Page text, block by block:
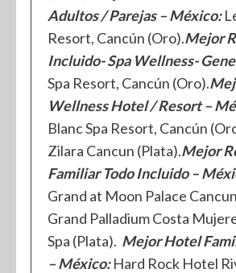
Adultos / Parejas – México:
Resort, Cancún (Oro).Mejor
Incluido- Spa Wellness-
Spa Resort, Cancún (Oro).
Wellness Hotel / Resort –
Blanc Spa Resort, Cancún
Zilara Cancun (Plata).Mejor
Familiar Todo Incluido –
Grand at Moon Palace
Grand Palladium Costa
Spa (Plata). Mejor Hotel
– México:Hard Rock Hotel